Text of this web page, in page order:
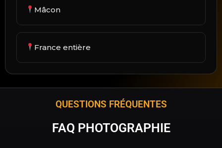
Mâcon
France entière
QUESTIONS FRÉQUENTES
FAQ PHOTOGRAPHIE